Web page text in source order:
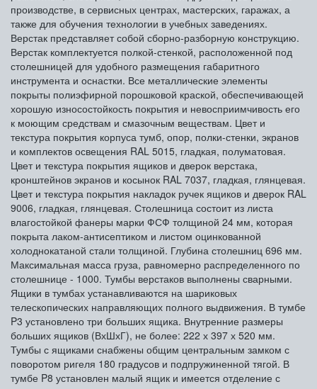
производстве, в сервисных центрах, мастерских, гаражах, а
также для обучения технологии в учебных заведениях.
Верстак представляет собой сборно-разборную конструкцию.
Верстак комплектуется полкой-стенкой, расположенной под
столешницей для удобного размещения габаритного
инструмента и оснастки. Все металлические элементы
покрыты полиэфирной порошковой краской, обеспечивающей
хорошую износостойкость покрытия и невосприимчивость его
к моющим средствам и смазочным веществам. Цвет и
текстура покрытия корпуса тумб, опор, полки-стенки, экранов
и комплектов освещения RAL 5015, гладкая, полуматовая.
Цвет и текстура покрытия ящиков и дверок верстака,
кронштейнов экранов и косынок RAL 7037, гладкая, глянцевая.
Цвет и текстура покрытия накладок ручек ящиков и дверок RAL
9006, гладкая, глянцевая. Столешница состоит из листа
влагостойкой фанеры марки ФСФ толщиной 24 мм, которая
покрыта лаком-антисептиком и листом оцинкованной
холоднокатаной стали толщиной. Глубина столешниц 696 мм.
Максимальная масса груза, равномерно распределенного по
столешнице - 1000. Тумбы верстаков выполнены сварными.
Ящики в тумбах устанавливаются на шариковых
телескопических направляющих полного выдвижения. В тумбе
P3 установлено три больших ящика. Внутренние размеры
больших ящиков (ВхШхГ), не более: 222 х 397 х 520 мм.
Тумбы с ящиками снабжены общим центральным замком с
поворотом ригеля 180 градусов и подпружиненной тягой. В
тумбе P8 установлен малый ящик и имеется отделение с